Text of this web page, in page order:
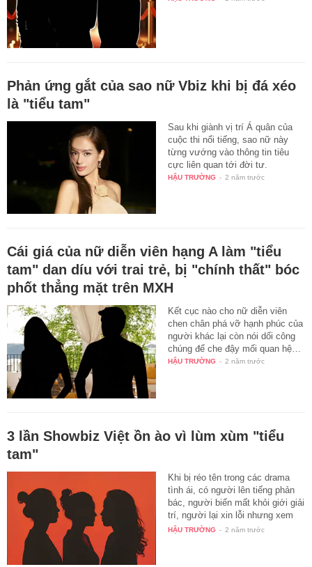
Phản ứng gắt của sao nữ Vbiz khi bị đá xéo
là "tiểu tam"
Sau khi giành vị trí Á quân của
cuộc thi nổi tiếng, sao nữ này
từng vướng vào thông tin tiêu
cực liên quan tới đời tư.
HẬU TRƯỜNG - 2 năm trước
Cái giá của nữ diễn viên hạng A làm "tiểu
tam" dan díu với trai trẻ, bị "chính thất" bóc
phốt thẳng mặt trên MXH
Kết cục nào cho nữ diễn viên
chen chân phá vỡ hạnh phúc của
người khác lại còn nói dối công
chúng để che đậy mối quan hệ…
HẬU TRƯỜNG - 2 năm trước
3 lần Showbiz Việt ồn ào vì lùm xùm "tiểu
tam"
Khi bị réo tên trong các drama
tình ái, có người lên tiếng phản
bác, người biến mất khỏi giới giải
trí, người lại xin lỗi nhưng xem
ra…
HẬU TRƯỜNG - 2 năm trước